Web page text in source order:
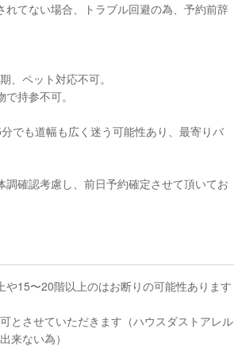
てない場合、トラブル回避の為、予約前辞
、ペット対応不可。
持参不可。
でも道幅も広く迷う可能性あり、最寄りバ
確認考慮し、前日予約確定させて頂いてお
や15〜20階以上のはお断りの可能性あります
とさせていただきます（ハウスダストアレル
来ない為）